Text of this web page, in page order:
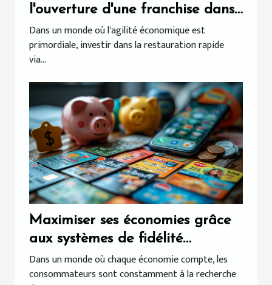
l'ouverture d'une franchise dans
la restauration rapide
Dans un monde où l'agilité économique est
primordiale, investir dans la restauration rapide
via...
Maximiser ses économies grâce
aux systèmes de fidélité
alternatifs
Dans un monde où chaque économie compte, les
consommateurs sont constamment à la recherche